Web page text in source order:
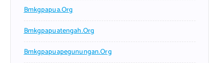
Bmkgpapua.org
Bmkgpapuatengah.org
Bmkgpapuapegunungan.org